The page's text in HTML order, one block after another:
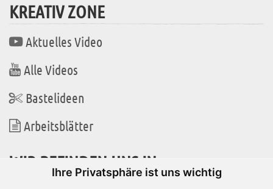
Ihre Privatsphäre ist uns wichtig
KREATIV ZONE
Aktuelles Video
Alle Videos
Bastelideen
Arbeitsblätter
WIR BEFINDEN UNS IN